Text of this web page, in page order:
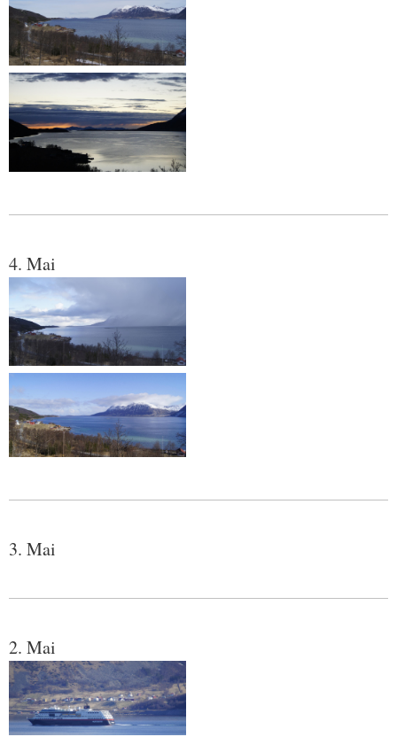
4. Mai
3. Mai
2. Mai